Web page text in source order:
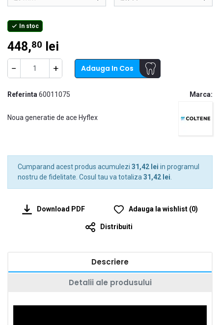
 In stoc
448,80 lei
− + Adauga In Cos
Marca:
Referinta 60011075
Noua generatie de ace Hyflex
Cumparand acest produs acumulezi 31,42 lei in programul
nostru de fidelitate. Cosul tau va totaliza 31,42 lei
Download PDF Adauga la wishlist (0)
Distribuiti
Descriere
Detalii ale produsului